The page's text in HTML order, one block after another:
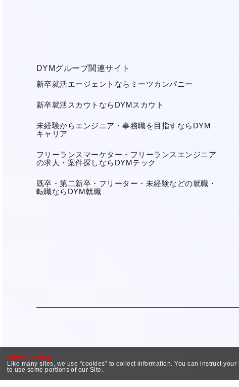
privacy policy
Like many sites, we use “cookies” to collect information. You can instruct
to use some portions of our Site.
DYMグループ関連サイト
新卒就活エージェントならミーツカンパニー
新卒就活スカウトならDYMスカウト
未経験からエンジニア・事務職を目指すならDYM
キャリア
フリーランスマーケター・フリーランスエンジニア
の求人・案件探しならDYMテック
既卒・第二新卒・フリーター・未経験などの就職・
転職ならDYM就職